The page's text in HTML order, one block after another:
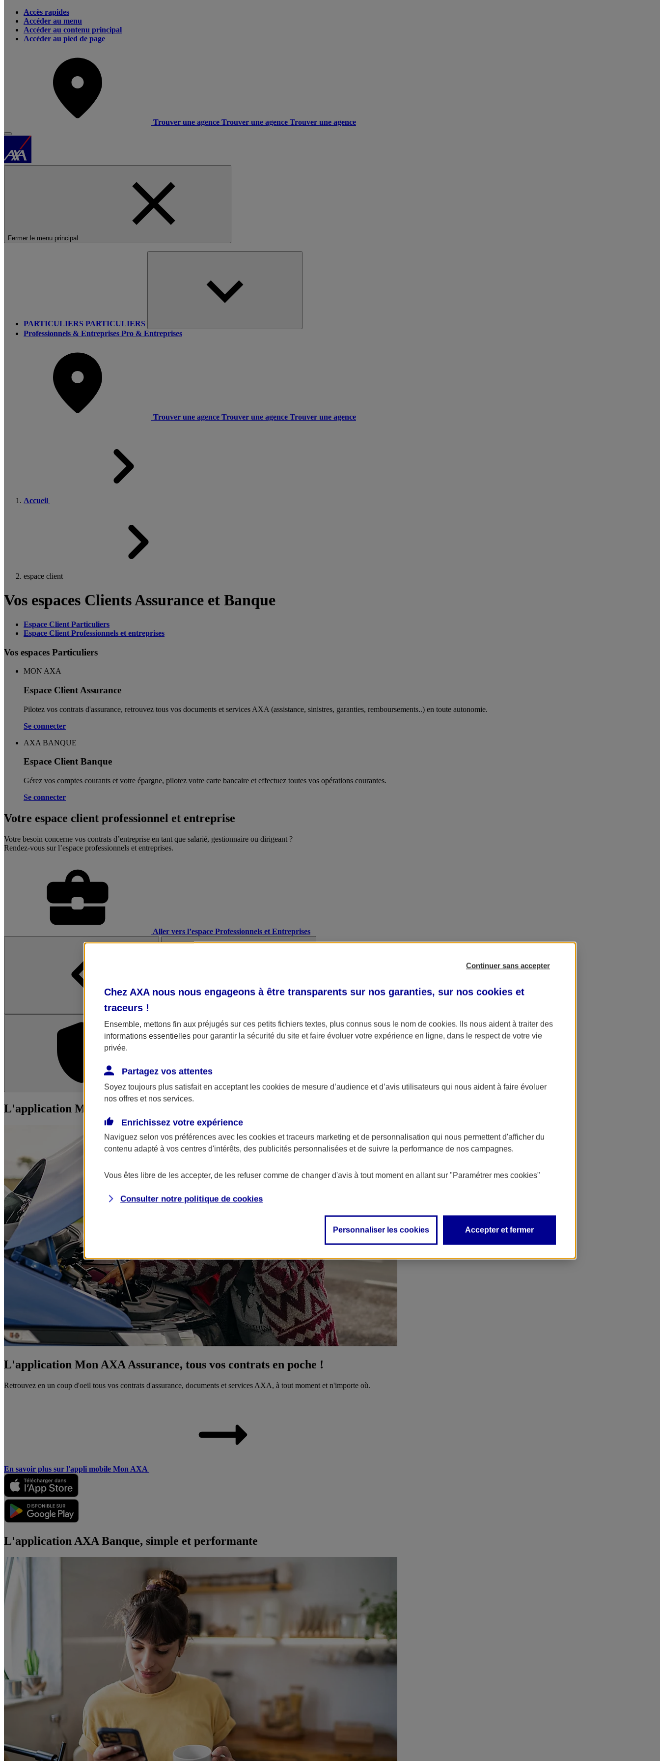
Accès rapides
Accéder au menu
Accéder au contenu principal
Accéder au pied de page
Trouver une agence Trouver une agence Trouver une agence
Fermer le menu principal
PARTICULIERS PARTICULIERS
Professionnels & Entreprises Pro & Entreprises
Trouver une agence Trouver une agence Trouver une agence
Accueil
espace client
Vos espaces Clients Assurance et Banque
Espace Client Particuliers
Espace Client Professionnels et entreprises
Vos espaces Particuliers
MON AXA
Espace Client Assurance
Pilotez vos contrats d'assurance, retrouvez tous vos documents et services AXA (assistance, sinistres, garanties, remboursements..) en toute autonomie. ​
Se connecter
AXA BANQUE
Espace Client Banque
Gérez vos comptes courants et votre épargne, pilotez votre carte bancaire et effectuez toutes vos opérations courantes.
Se connecter
Votre espace client professionnel et entreprise
Votre besoin concerne vos contrats d’entreprise en tant que salarié, gestionnaire ou dirigeant ?
Rendez-vous sur l’espace professionnels et entreprises.
Aller vers l’espace Professionnels et Entreprises
L'application Mon AXA Assurance L'application AXA Banque
L'application Mon AXA Assurance, tous vos contrats en poche !
L'application Mon AXA Assurance, tous vos contrats en poche !
Retrouvez en un coup d'oeil tous vos contrats d'assurance, documents et services AXA, à tout moment et n'importe où.
En savoir plus sur l'appli mobile Mon AXA
L'application AXA Banque, simple et performante
Continuer sans accepter
Chez AXA nous nous engageons à être transparents sur nos garanties, sur nos cookies et
traceurs !
Ensemble, mettons fin aux préjugés sur ces petits fichiers textes, plus connus sous le nom de cookies. Ils nous aident à traiter des
informations essentielles pour garantir la sécurité du site et faire évoluer votre expérience en ligne, dans le respect de votre vie
privée.
Partagez vos attentes
Soyez toujours plus satisfait en acceptant les cookies de mesure d’audience et d’avis utilisateurs qui nous aident à faire évoluer
nos offres et nos services.
Enrichissez votre expérience
Naviguez selon vos préférences avec les cookies et traceurs marketing et de personnalisation qui nous permettent d'afficher du
contenu adapté à vos centres d'intérêts, des publicités personnalisées et de suivre la performance de nos campagnes.
Vous êtes libre de les accepter, de les refuser comme de changer d'avis à tout moment en allant sur "Paramétrer mes cookies"
Consulter notre politique de cookies
Personnaliser les cookies Accepter et fermer